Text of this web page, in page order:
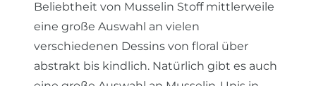
Beliebtheit von Musselin Stoff mittlerweile
eine große Auswahl an vielen
verschiedenen Dessins von floral über
abstrakt bis kindlich. Natürlich gibt es auch